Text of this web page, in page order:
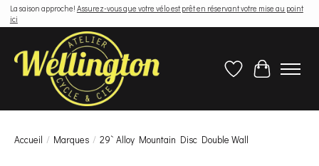
La saison approche! Assurez-vous que votre vélo est prêt en réservant votre mise au point
ici
Liste de souhaits
Panier
Accueil / Marques / 29` Alloy Mountain Disc Double Wall